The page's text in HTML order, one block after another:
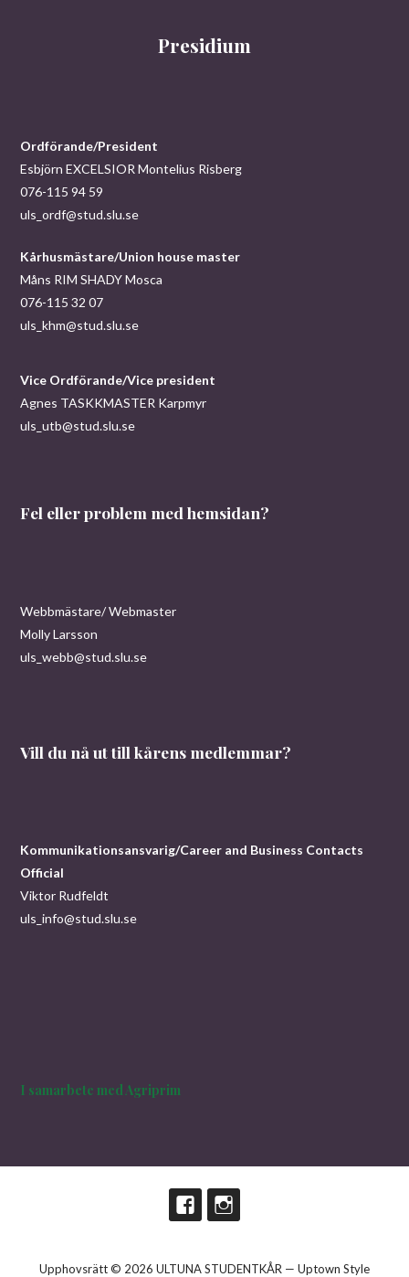
Presidium
Ordförande/President
Esbjörn EXCELSIOR Montelius Risberg
076-115 94 59
uls_ordf@stud.slu.se
Kårhusmästare/Union house master
Måns RIM SHADY Mosca
076-115 32 07
uls_khm@stud.slu.se
Vice Ordförande/Vice president
Agnes TASKKMASTER Karpmyr
uls_utb@stud.slu.se
Fel eller problem med hemsidan?
Webbmästare/ Webmaster
Molly Larsson
uls_webb@stud.slu.se
Vill du nå ut till kårens medlemmar?
Kommunikationsansvarig/Career and Business Contacts
Official
Viktor Rudfeldt
uls_info@stud.slu.se
I samarbete med Agriprim
Upphovsrätt © 2026 ULTUNA STUDENTKÅR — Uptown Style